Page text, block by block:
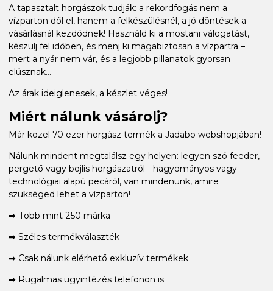
A tapasztalt horgászok tudják: a rekordfogás nem a
vízparton dől el, hanem a felkészülésnél, a jó döntések a
vásárlásnál kezdődnek! Használd ki a mostani válogatást,
készülj fel időben, és menj ki magabiztosan a vízpartra –
mert a nyár nem vár, és a legjobb pillanatok gyorsan
elúsznak...
Az árak ideiglenesek, a készlet véges!
Miért nálunk vásárolj?
Már közel 70 ezer horgász termék a Jadabo webshopjában!
Nálunk mindent megtalálsz egy helyen: legyen szó feeder,
pergető vagy bojlis horgászatról - hagyományos vagy
technológiai alapú pecáról, van mindenünk, amire
szükséged lehet a vízparton!
➡ Több mint 250 márka
➡ Széles termékválaszték
➡ Csak nálunk elérhető exkluzív termékek
➡ Rugalmas ügyintézés telefonon is